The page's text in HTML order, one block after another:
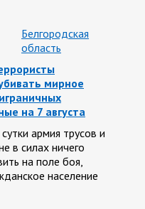
Белгородская
область
мирное
на 7 августа
армия трусов и
в силах ничего
на поле боя,
население